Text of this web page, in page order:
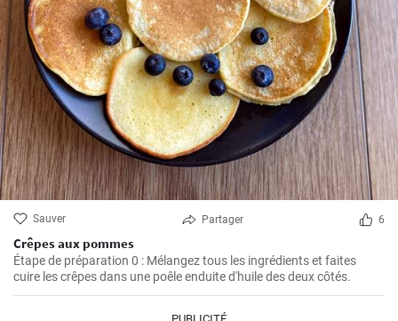
Sauver Partager 6
Crêpes aux pommes
Étape de préparation 0 : Mélangez tous les ingrédients et faites
cuire les crêpes dans une poêle enduite d'huile des deux côtés.